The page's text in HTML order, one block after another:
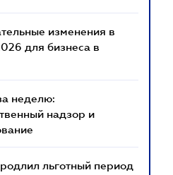
изменения в
для бизнеса в
неделю:
надзор и
льготный период